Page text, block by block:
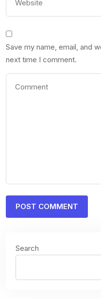
Save my name, email, and
next time I comment.
Search